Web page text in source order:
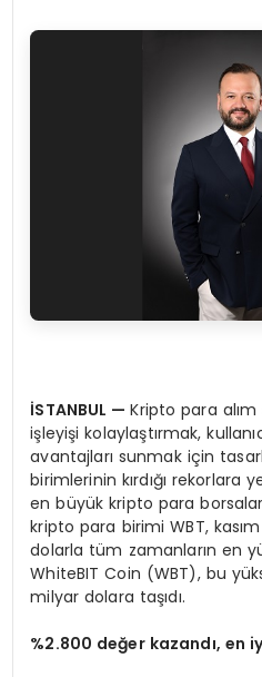
İSTANBUL —Kripto para
işleyişi kolaylaştırmak,
avantajları sunmak için
birimlerinin kırdığı rekorlara
en büyük kripto para
kripto para birimi WBT, kasım
dolarla tüm zamanların en
WhiteBIT Coin (WBT), bu
milyar dolara taşıdı.
%2.800 değer kazandı, en